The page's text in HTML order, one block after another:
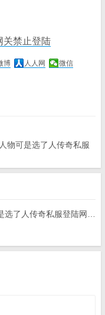
关禁止登陆
博 人人网
微信
物可是选了人传奇私服